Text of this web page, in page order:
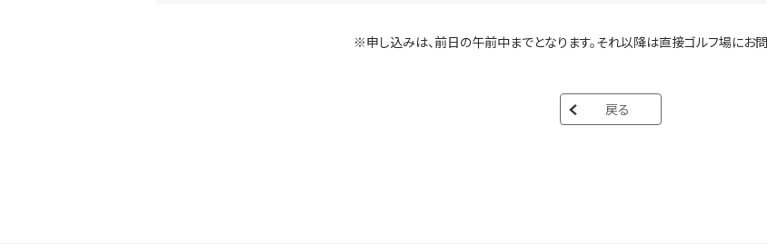
※申し込みは、前日の午前中までとなります。それ以降は直接ゴルフ場にお問
戻る